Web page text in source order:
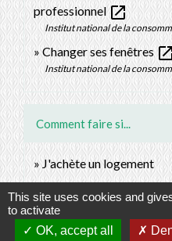
professionnelopen_in_new
Institut national de la
Changer ses fenêtres
Institut national de la
Comment faire si...
J'achète un logement
This site uses cookies and
to activate
OK, accept all